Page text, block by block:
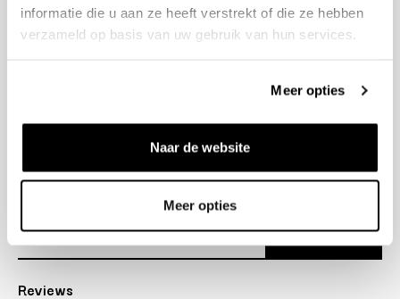
informatie die u aan ze heeft verstrekt of die ze hebben
verzameld op basis van uw gebruik van hun services.
Meer opties
Naar de website
Meer opties
OPENINGSTIJDEN
Over ons
Reviews